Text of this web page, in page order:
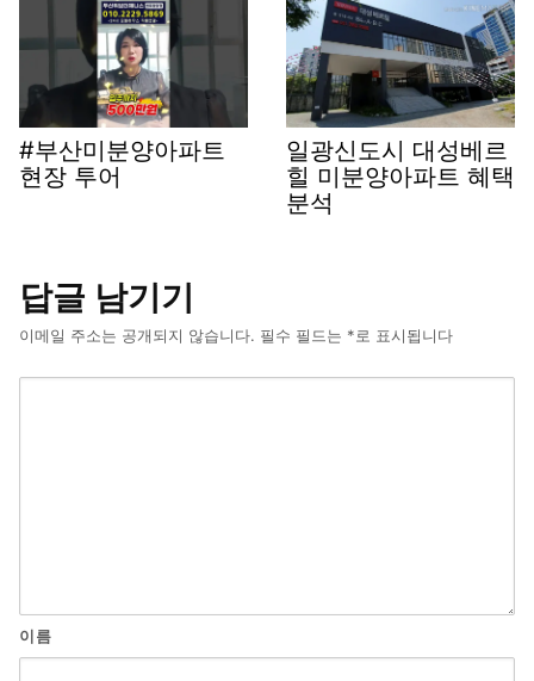
#부산미분양아파트
현장 투어
일광신도시 대성베르
힐 미분양아파트 혜택
분석
답글 남기기
이메일 주소는 공개되지 않습니다. 필수 필드는 *로 표시됩니다
이름